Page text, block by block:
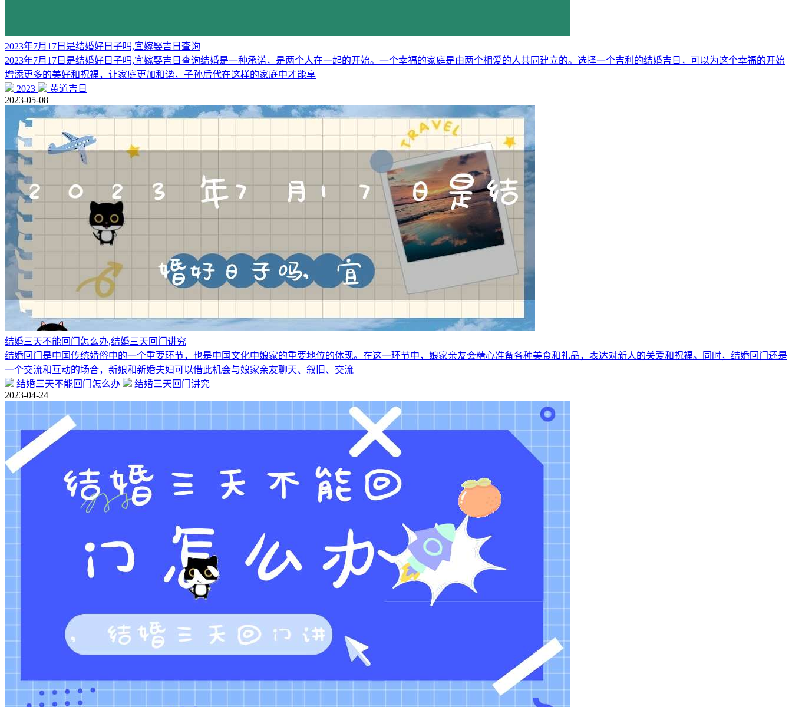
2023年7月17日是结婚好日子吗,宜嫁娶吉日查询
2023年7月17日是结婚好日子吗,宜嫁娶吉日查询结婚是一种承诺，是两个人在一起的开始。一个幸福的家庭是由两个相爱的人共同建立的。选择一个吉利的结婚吉日，可以为这个幸福的开始
增添更多的美好和祝福，让家庭更加和谐，子孙后代在这样的家庭中才能享
2023
黄道吉日
2023-05-08
结婚三天不能回门怎么办,结婚三天回门讲究
结婚回门是中国传统婚俗中的一个重要环节，也是中国文化中娘家的重要地位的体现。在这一环节中，娘家亲友会精心准备各种美食和礼品，表达对新人的关爱和祝福。同时，结婚回门还是
一个交流和互动的场合，新娘和新婚夫妇可以借此机会与娘家亲友聊天、叙旧、交流
结婚三天不能回门怎么办
结婚三天回门讲究
2023-04-24